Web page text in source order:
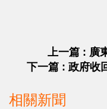
上一篇 : 廣
下一篇 : 政府收
相關新聞